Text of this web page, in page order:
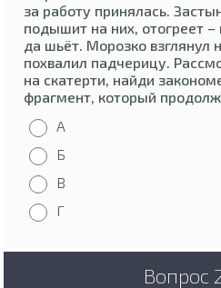
за работу принялась.
подышит на них, отогреет –
да шьёт. Морозко взглянул
похвалил падчерицу.
на скатерти, найди
фрагмент, который
А
Б
В
Г
Вопрос